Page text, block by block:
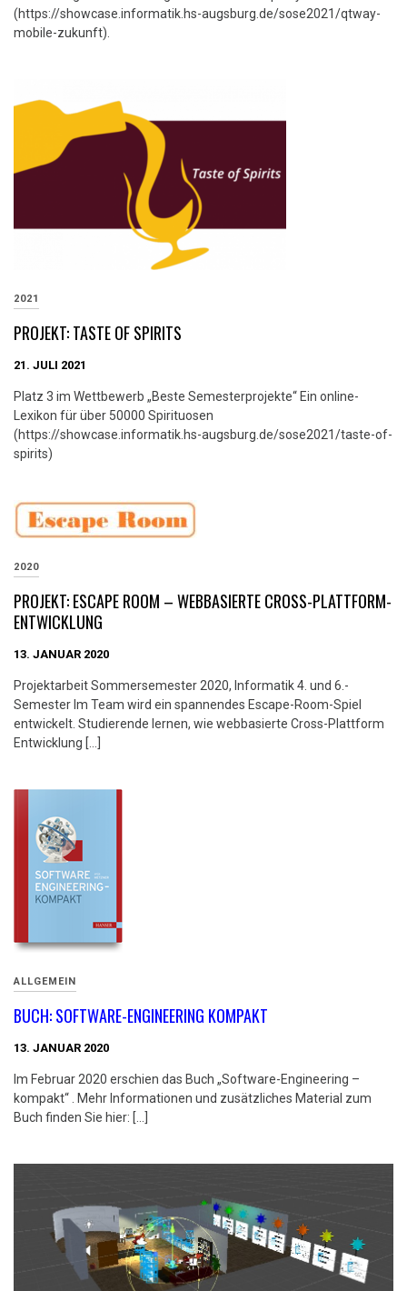
(https://showcase.informatik.hs-augsburg.de/sose2021/qtway-
mobile-zukunft).
2021
PROJEKT: TASTE OF SPIRITS
21. JULI 2021
Platz 3 im Wettbewerb „Beste Semesterprojekte“ Ein online-
Lexikon für über 50000 Spirituosen
(https://showcase.informatik.hs-augsburg.de/sose2021/taste-of-
spirits)
2020
PROJEKT: ESCAPE ROOM – WEBBASIERTE CROSS-PLATTFORM-
ENTWICKLUNG
13. JANUAR 2020
Projektarbeit Sommersemester 2020, Informatik 4. und 6.-
Semester Im Team wird ein spannendes Escape-Room-Spiel
entwickelt. Studierende lernen, wie webbasierte Cross-Plattform
Entwicklung […]
ALLGEMEIN
BUCH: SOFTWARE-ENGINEERING KOMPAKT
13. JANUAR 2020
Im Februar 2020 erschien das Buch „Software-Engineering –
kompakt“ . Mehr Informationen und zusätzliches Material zum
Buch finden Sie hier: […]